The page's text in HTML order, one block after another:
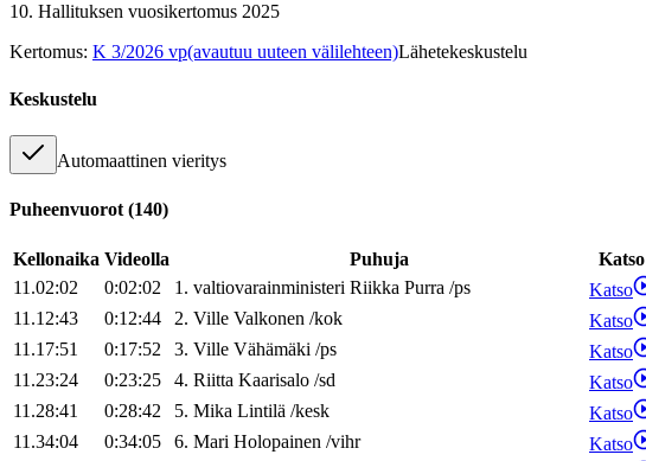
10. Hallituksen vuosikertomus 2025
Kertomus: K 3/2026 vp(avautuu uuteen välilehteen)Lähetekeskustelu
Keskustelu
Automaattinen vieritys
Puheenvuorot (140)
Kellonaika Videolla Puhuja
Katso
11.02:02
0:02:02 1. valtiovarainministeri Riikka Purra /ps
Katso
11.12:43
0:12:44 2. Ville Valkonen /kok
Katso
11.17:51
0:17:52 3. Ville Vähämäki /ps
Katso
11.23:24
0:23:25 4. Riitta Kaarisalo /sd
Katso
11.28:41
0:28:42 5. Mika Lintilä /kesk
Katso
11.34:04
0:34:05 6. Mari Holopainen /vihr
Katso